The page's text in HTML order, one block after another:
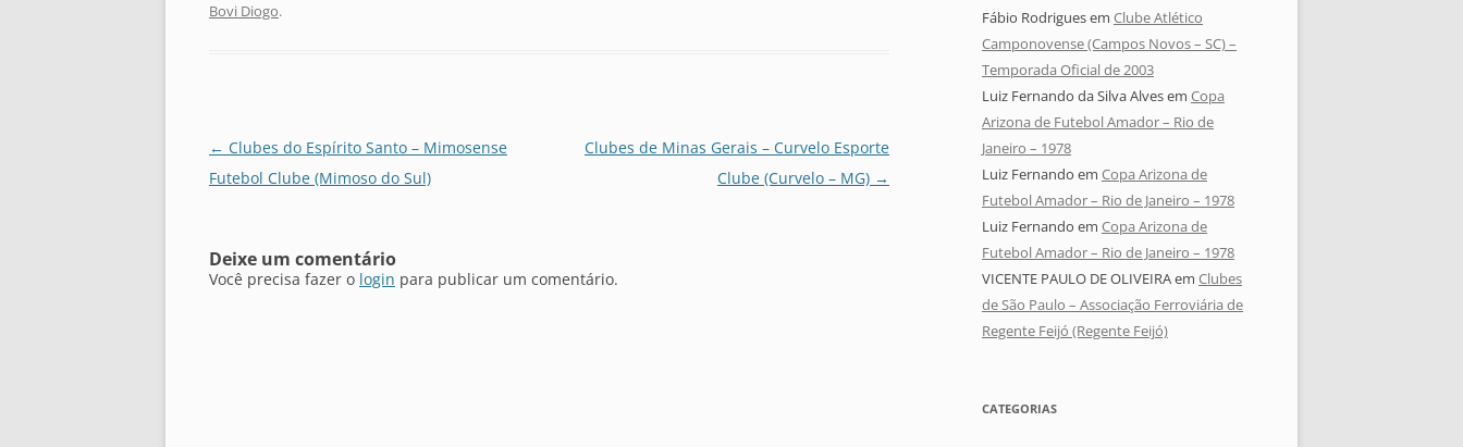
Bovi Diogo.
Navegação
de
← Clubes do Espírito Santo – Mimosense
Futebol Clube (Mimoso do Sul)
Clubes de Minas Gerais – Curvelo Esporte
Clube (Curvelo – MG) →
Deixe um comentário
Você precisa fazer o login para publicar um comentário.
Fábio Rodriguesem Clube Atlético
Camponovense (Campos Novos – SC) –
Temporada Oficial de 2003
Luiz Fernando da Silva Alvesem Copa
Arizona de Futebol Amador – Rio de
Janeiro – 1978
Luiz Fernando em Copa Arizona de
Futebol Amador – Rio de Janeiro – 1978
Luiz Fernando em Copa Arizona de
Futebol Amador – Rio de Janeiro – 1978
VICENTE PAULO DE OLIVEIRAem Clubes
de São Paulo – Associação Ferroviária de
Regente Feijó (Regente Feijó)
CATEGORIAS